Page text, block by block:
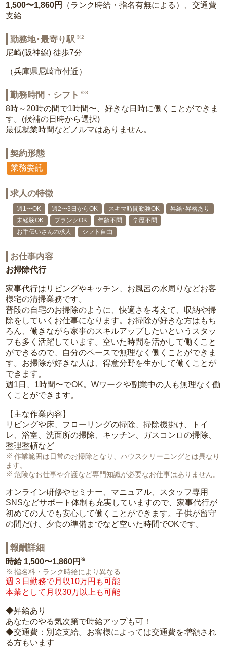
1,500〜1,860円
（ランク時給・指名有無による）、交通費
支給
勤務地･最寄り駅 ※2
尼崎(阪神線) 徒歩7分
（兵庫県尼崎市付近）
勤務時間・シフト ※3
8時～20時の間で1時間〜、好きな日時に働くことができま
す。(候補の日時から選択)
最低就業時間などノルマはありません。
契約形態
業務委託
求人の特徴
週1〜OK 週2〜3日からOK スキマ時間勤務OK
昇給･昇格あり
未経験OK
ブランクOK 年齢不問
学歴不問
お手伝いさんの求人
シフト自由
お仕事内容
お掃除代行
家事代行はリビングやキッチン、お風呂の水周りなどお客
様宅の清掃業務です。
普段の自宅のお掃除のように、快適さを考えて、収納や掃
除をしていくお仕事になります。お掃除が好きな方はもち
ろん、働きながら家事のスキルアップしたいというスタッ
フも多く活躍しています。空いた時間を活かして働くこと
ができるので、自分のペースで無理なく働くことができま
す。お掃除が好きな人は、得意分野を生かして働くことが
できます。
週1日、1時間〜でOK。Wワークや副業中の人も無理なく働
くことができます。
【主な作業内容】
リビングや床、フローリングの掃除、掃除機掛け、トイ
レ、浴室、洗面所の掃除、キッチン、ガスコンロの掃除、
整理整頓など
作業範囲は日常のお掃除となり、ハウスクリーニングとは異なり
ます。
危険なお仕事や介護など専門知識が必要なお仕事はありません。
オンライン研修やセミナー、マニュアル、スタッフ専用
SNSなどサポート体制も充実していますので、家事代行が
初めての人でも安心して働くことができます。子供が留守
の間だけ、夕食の準備までなど空いた時間でOKです。
報酬詳細
時給 1,500〜1,860円 ※
指名料・ランク時給により異なる
週３日勤務で月収10万円も可能
本業として月収30万以上も可能
◆昇給あり
あなたのやる気次第で時給アップも可！
◆交通費：別途支給。お客様によっては交通費を増額され
る方もいます